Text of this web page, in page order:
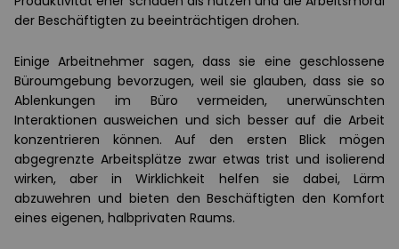
der Beschäftigten zu beeinträchtigen drohen.
Einige Arbeitnehmer sagen, dass sie eine geschlossene
Büroumgebung bevorzugen, weil sie glauben, dass sie so
Ablenkungen im Büro vermeiden, unerwünschten
Interaktionen ausweichen und sich besser auf die Arbeit
konzentrieren können. Auf den ersten Blick mögen
abgegrenzte Arbeitsplätze zwar etwas trist und isolierend
wirken, aber in Wirklichkeit helfen sie dabei, Lärm
abzuwehren und bieten den Beschäftigten den Komfort
eines eigenen, halbprivaten Raums.